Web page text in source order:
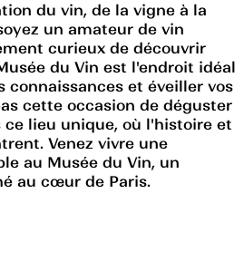
du vin, de la vigne à la
un amateur de vin
curieux de découvrir
du Vin est l'endroit idéal
connaissances et éveiller vos
cette occasion de déguster
ce lieu unique, où l'histoire et
Venez vivre une
au Musée du Vin, un
au cœur de Paris.